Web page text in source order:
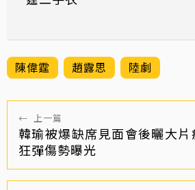
陳偉霆 趙露思 陸劇
← 上一篇
韓瑜被爆缺席見面會後曬大
狂彈傷勢曝光